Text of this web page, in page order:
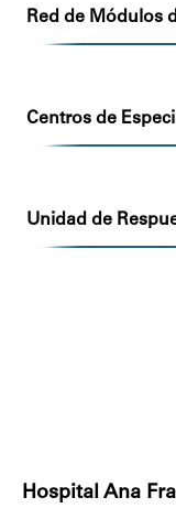
Red de Módulos
Centros de
Unidad de
Hospital Ana